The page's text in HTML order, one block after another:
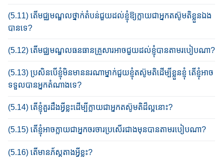
(5.11) តើមជ្ឈមណ្ឌលថ្នាក់តំបន់​ជួយ​ដល់ខ្ញុំ​ឱ្យ​ក្លាយ​ជា​អ្នកតស៊ូមតិ​ខ្លួន​ឯង​
បានទេ?
(5.12) តើមជ្ឈមណ្ឌលធន​ធាន​គ្រួសារ​អាចជួយ​​ដល់​ខ្ញុំ​​បាន​តាម​របៀប​ណា?
(5.13) ប្រសិន​បើ​ខ្ញុំ​មិន​មាន​នរណា​ម្នាក់​ជួយ​ខ្ញុំ​តស៊ូមតិដើម្បីខ្លួន​ខ្ញុំ តើខ្ញុំ​អាច​
ទទួល​បាន​អ្នក​តំណាង​ទេ?
(5.14) តើខ្ញុំ​គួរដឹង​អ្វីខ្លះដើម្បី​ក្លាយ​ជា​អ្នក​តស៊ូមតិ​ដ៏ល្អ​នោះ​?
(5.15) តើខ្ញុំអាច​ក្លាយ​ជា​អ្នក​ចរចារប្រសើរជាងមុនបានតាមរបៀប​ណា?
(5.16) តើមានភ័ស្តុតាងអ្វីខ្លះ?